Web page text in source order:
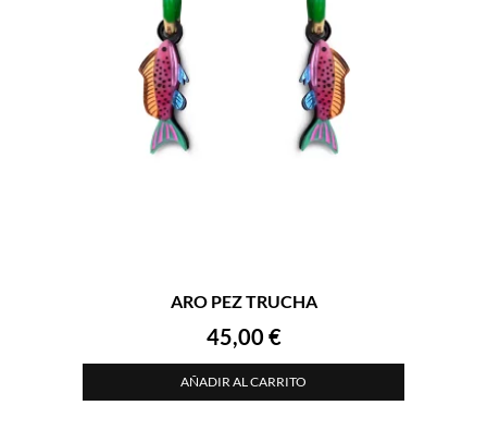
ARO PEZ TRUCHA
45,00 €
AÑADIR AL CARRITO